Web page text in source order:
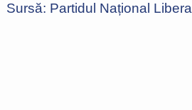
Sursă: Partidul Național Liberal